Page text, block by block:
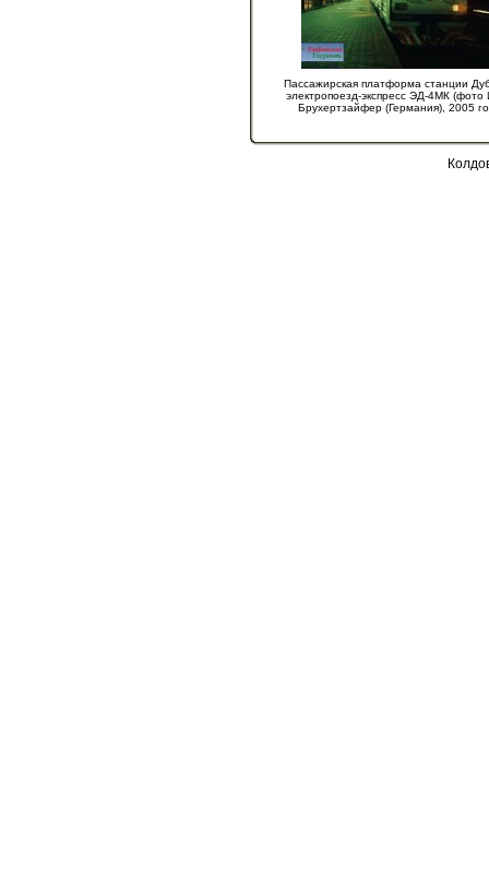
Пассажирская платформа станции
электропоезд-экспресс ЭД-4МК (фото
Брухертзайфер (Германия), 2005